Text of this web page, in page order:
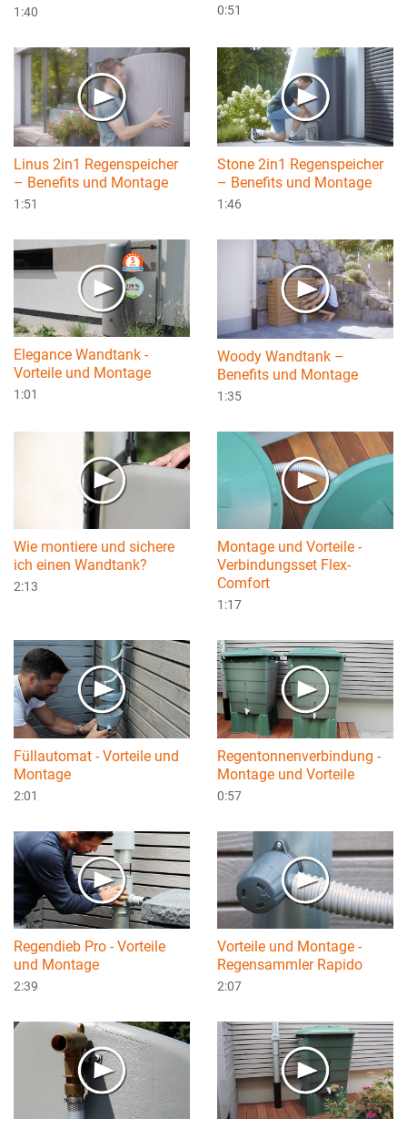
1:40 0:51
Linus 2in1 Regenspeicher
– Benefits und Montage
1:51
Stone 2in1 Regenspeicher
– Benefits und Montage
1:46
Elegance Wandtank -
Vorteile und Montage
1:01
Woody Wandtank –
Benefits und Montage
1:35
Wie montiere und sichere
ich einen Wandtank?
2:13
Montage und Vorteile -
Verbindungsset Flex-
Comfort
1:17
Füllautomat - Vorteile und
Montage
2:01
Regentonnenverbindung -
Montage und Vorteile
0:57
Regendieb Pro - Vorteile
und Montage
2:39
Vorteile und Montage -
Regensammler Rapido
2:07